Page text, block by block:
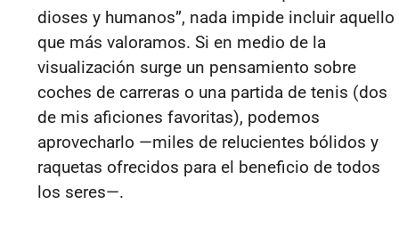
dioses y humanos”, nada impide incluir aquello
que más valoramos. Si en medio de la
visualización surge un pensamiento sobre
coches de carreras o una partida de tenis (dos
de mis aficiones favoritas), podemos
aprovecharlo —miles de relucientes bólidos y
raquetas ofrecidos para el beneficio de todos
los seres—.